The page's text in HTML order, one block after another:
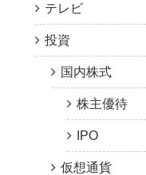
テレビ
投資
国内株式
株主優待
IPO
仮想通貨